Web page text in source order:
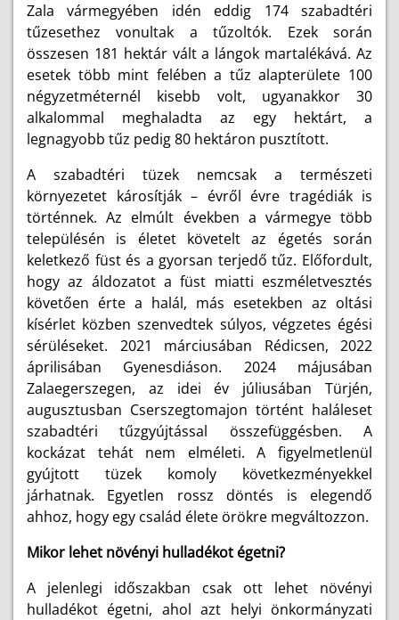
Zala vármegyében idén eddig 174 szabadtéri
tűzesethez vonultak a tűzoltók. Ezek során
összesen 181 hektár vált a lángok martalékává. Az
esetek több mint felében a tűz alapterülete 100
négyzetméternél kisebb volt, ugyanakkor 30
alkalommal meghaladta az egy hektárt, a
legnagyobb tűz pedig 80 hektáron pusztított.
A szabadtéri tüzek nemcsak a természeti
környezetet károsítják – évről évre tragédiák is
történnek. Az elmúlt években a vármegye több
településén is életet követelt az égetés során
keletkező füst és a gyorsan terjedő tűz. Előfordult,
hogy az áldozatot a füst miatti eszméletvesztés
követően érte a halál, más esetekben az oltási
kísérlet közben szenvedtek súlyos, végzetes égési
sérüléseket. 2021 márciusában Rédicsen, 2022
áprilisában Gyenesdiáson. 2024 májusában
Zalaegerszegen, az idei év júliusában Türjén,
augusztusban Cserszegtomajon történt haláleset
szabadtéri tűzgyújtással összefüggésben. A
kockázat tehát nem elméleti. A figyelmetlenül
gyújtott tüzek komoly következményekkel
járhatnak. Egyetlen rossz döntés is elegendő
ahhoz, hogy egy család élete örökre megváltozzon.
Mikor lehet növényi hulladékot égetni?
A jelenlegi időszakban csak ott lehet növényi
hulladékot égetni, ahol azt helyi önkormányzati